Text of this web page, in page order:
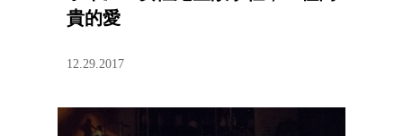
貴的愛
12.29.2017